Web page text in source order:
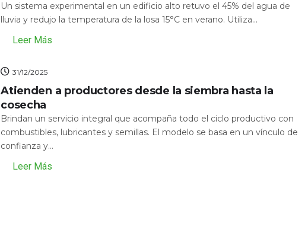
Un sistema experimental en un edificio alto retuvo el 45% del agua de
lluvia y redujo la temperatura de la losa 15°C en verano. Utiliza...
Leer Más
31/12/2025
Atienden a productores desde la siembra hasta la
cosecha
Brindan un servicio integral que acompaña todo el ciclo productivo con
combustibles, lubricantes y semillas. El modelo se basa en un vínculo de
confianza y...
Leer Más